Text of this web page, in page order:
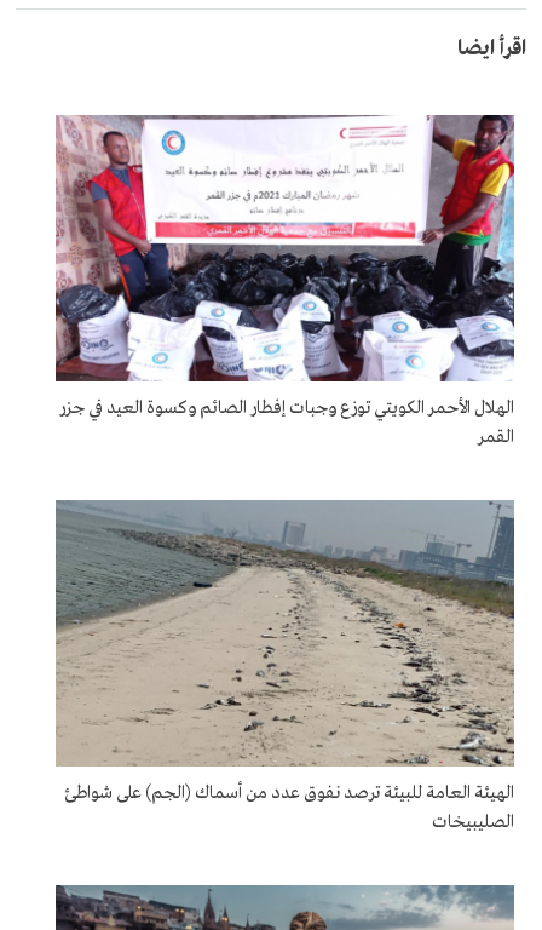
اقرأ ايضا
الهلال الأحمر الكويتي توزع وجبات إفطار الصائم وكسوة العيد في جزر
القمر
الهيئة العامة للبيئة ترصد نفوق عدد من أسماك (الجم) على شواطئ
الصليبيخات